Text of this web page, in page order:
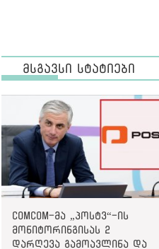
მსგავსი სტატიები
ComCom-მა „პოსტვ“-ის
მონიტორინგისას 2
დარღევა გამოავლინა და